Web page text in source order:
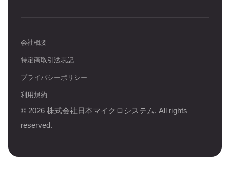
会社概要
特定商取引法表記
プライバシーポリシー
利用規約
© 2026 株式会社日本マイクロシステム. All rights
reserved.